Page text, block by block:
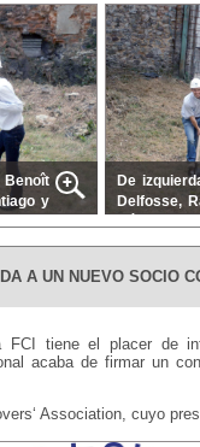
Benoît
y
De
Delfosse,
A UN NUEVO SOCIO
FCI tiene el placer de
acaba de firmar un
Association, cuyo